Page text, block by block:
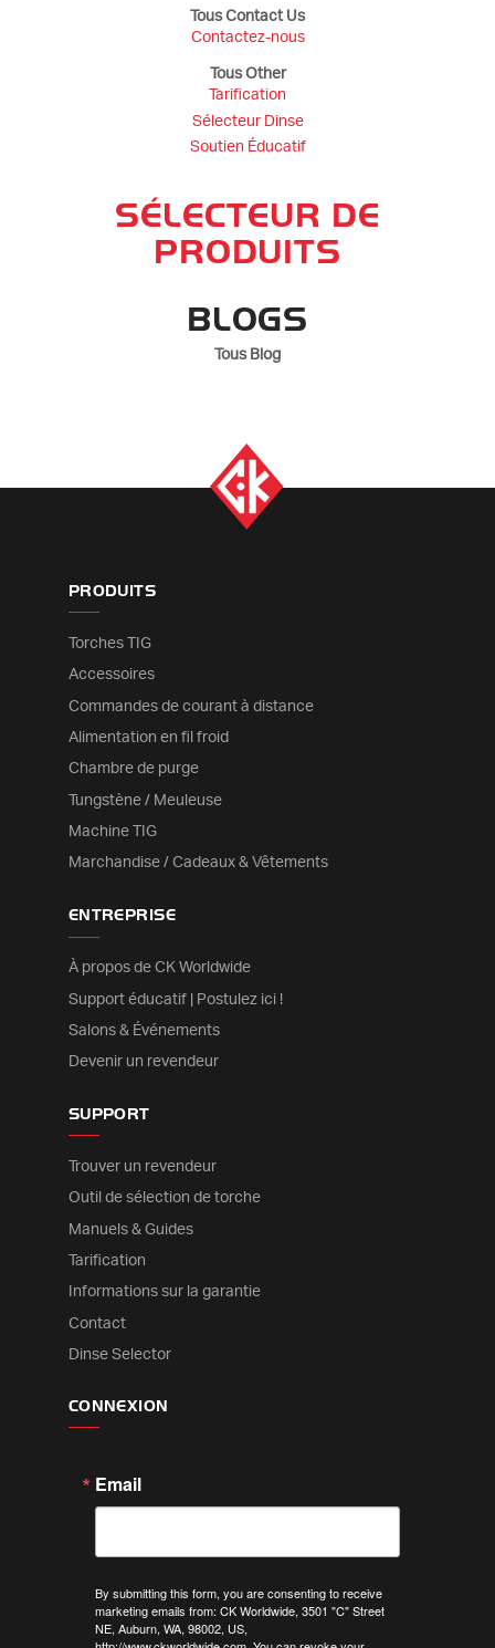
Tous Contact Us
Contactez-nous
Tous Other
Tarification
Sélecteur Dinse
Soutien Éducatif
SÉLECTEUR DE
PRODUITS
BLOGS
Tous Blog
PRODUITS
Torches TIG
Accessoires
Commandes de courant à distance
Alimentation en fil froid
Chambre de purge
Tungstène / Meuleuse
Machine TIG
Marchandise / Cadeaux & Vêtements
ENTREPRISE
À propos de CK Worldwide
Support éducatif | Postulez ici !
Salons & Événements
Devenir un revendeur
SUPPORT
Trouver un revendeur
Outil de sélection de torche
Manuels & Guides
Tarification
Informations sur la garantie
Contact
Dinse Selector
CONNEXION
Email
By submitting this form, you are consenting to receive
marketing emails from: CK Worldwide, 3501 "C" Street
NE, Auburn, WA, 98002, US,